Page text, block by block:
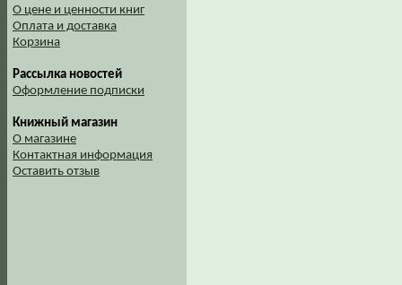
О цене и ценности книг
Оплата и доставка
Корзина
Рассылка новостей
Оформление подписки
Книжный магазин
О магазине
Контактная информация
Оставить отзыв